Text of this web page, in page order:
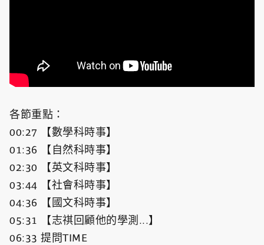
各節重點：
00:27 【數學科時事】
01:36 【自然科時事】
02:30 【英文科時事】
03:44 【社會科時事】
04:36 【國文科時事】
05:31 【志祺回顧他的學測...】
06:33 提問TIME